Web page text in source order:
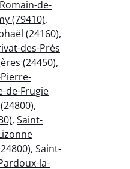
de-
(79410),
(24160),
des-Prés
(24450),
de-Frugie
,
, Saint-
, Saint-
la-